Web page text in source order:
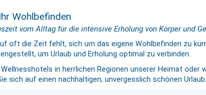
Wohlbefinden
vom Alltag für die intensive Erholung von Körper und
oft die Zeit fehlt, sich um das eigene Wohlbefinden zu
um Urlaub und Erholung optimal zu verbinden.
in herrlichen Regionen unserer Heimat
sich auf einen nachhaltigen, unvergesslich schönen Urlaub.